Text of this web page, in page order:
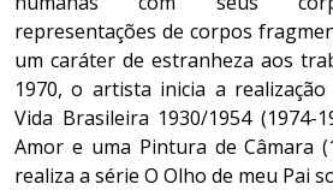
representações de corpos
um caráter de estranheza aos
1970, o artista inicia a
Vida Brasileira 1930/1954 (1974-
Amor e uma Pintura de Câmara
realiza a série O Olho de meu Pai